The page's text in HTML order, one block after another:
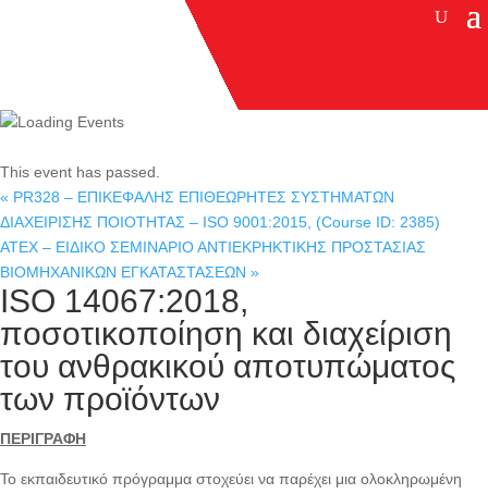
This event has passed.
« PR328 – ΕΠΙΚΕΦΑΛΗΣ ΕΠΙΘΕΩΡΗΤΕΣ ΣΥΣΤΗΜΑΤΩΝ
ΔΙΑΧΕΙΡΙΣΗΣ ΠΟΙΟΤΗΤΑΣ – ISO 9001:2015, (Course ID: 2385)
ΑΤΕΧ – ΕΙΔΙΚΟ ΣΕΜΙΝΑΡΙΟ ΑΝΤΙΕΚΡΗΚΤΙΚΗΣ ΠΡΟΣΤΑΣΙΑΣ
ΒΙΟΜΗΧΑΝΙΚΩΝ ΕΓΚΑΤΑΣΤΑΣΕΩΝ »
ISO 14067:2018,
ποσοτικοποίηση και διαχείριση
του ανθρακικού αποτυπώματος
των προϊόντων
ΠΕΡΙΓΡΑΦΗ
Το εκπαιδευτικό πρόγραμμα στοχεύει να παρέχει μια ολοκληρωμένη